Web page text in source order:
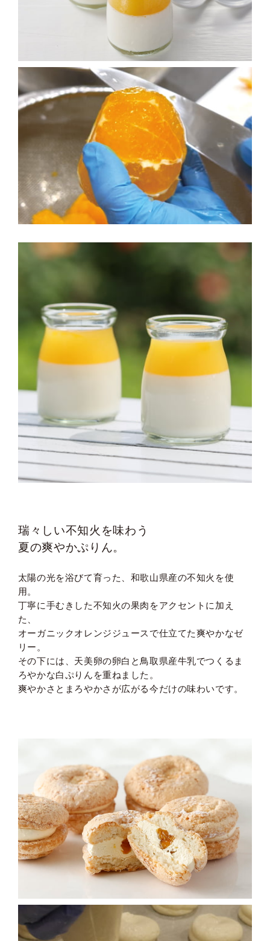
瑞々しい不知火を味わう
夏の爽やかぷりん。
太陽の光を浴びて育った、和歌山県産の不知火を使
用。
丁寧に手むきした不知火の果肉をアクセントに加え
た、
オーガニックオレンジジュースで仕立てた爽やかなゼ
リー。
その下には、天美卵の卵白と鳥取県産牛乳でつくるま
ろやかな白ぷりんを重ねました。
爽やかさとまろやかさが広がる今だけの味わいです。